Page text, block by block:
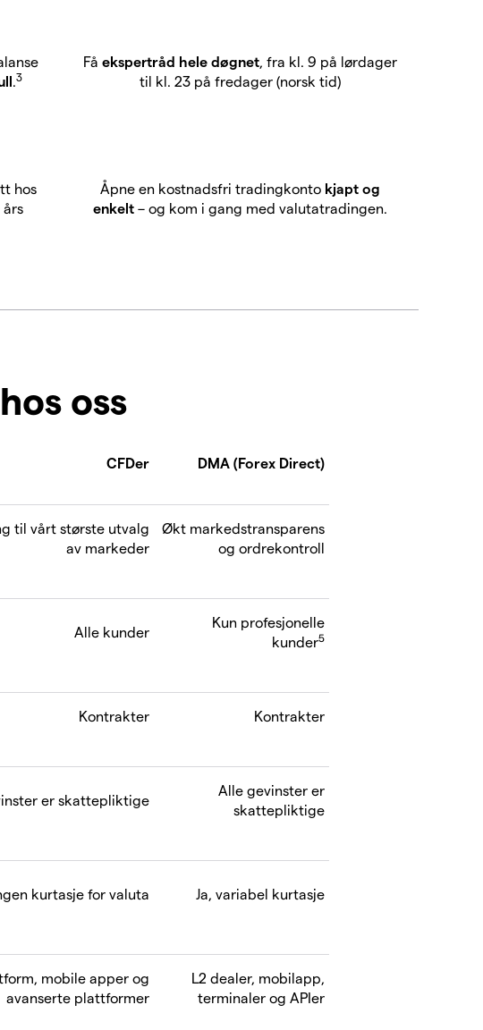
.3
Få ekspertråd hele døgnet, fra kl. 9 på lørdager
til kl. 23 på fredager (norsk tid)
hos
års
Åpne en kostnadsfri tradingkonto kjapt og
enkelt– og kom i gang med valutatradingen.
oss
CFDer DMA (Forex Direct)
til vårt største utvalg
av markeder
Økt markedstransparens
og ordrekontroll
Alle kunder
Kun profesjonelle
kunder5
Kontrakter Kontrakter
er skattepliktige
Alle gevinster er
skattepliktige
kurtasje for valuta Ja, variabel kurtasje
mobile apper og
avanserte plattformer
L2 dealer, mobilapp,
terminaler og APIer